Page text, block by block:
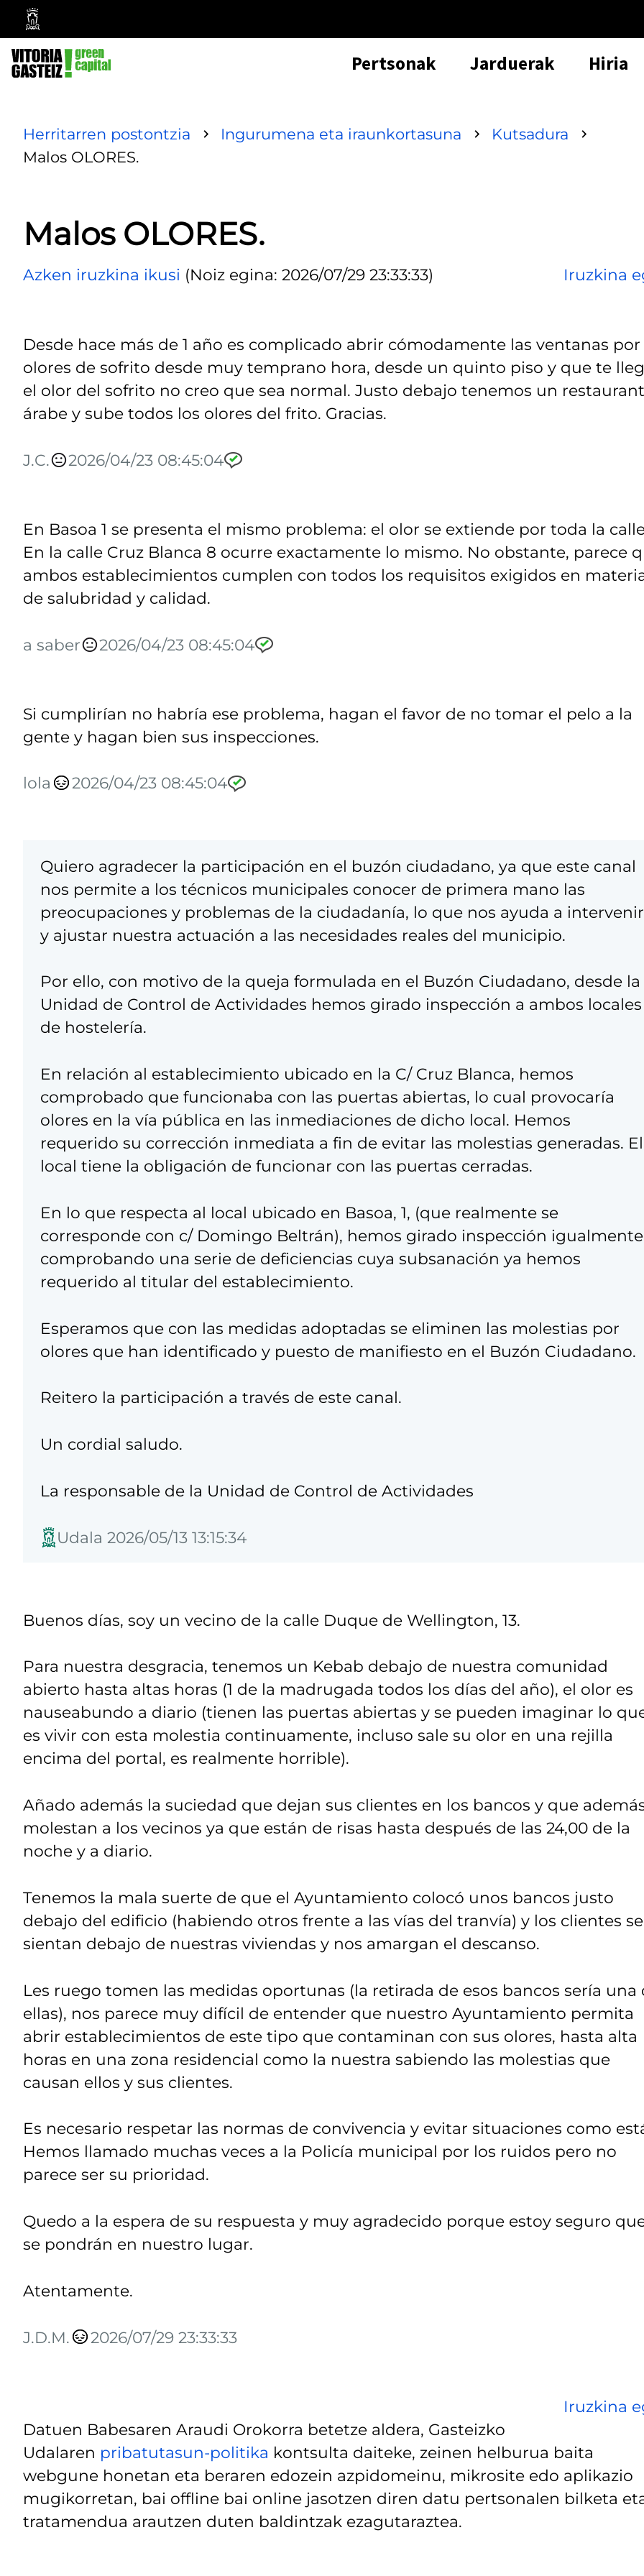
Vitoria-
Gasteizko
Udala
Pertsonak Jarduerak Hiria
Herritarren postontzia Ingurumena eta iraunkortasuna
Kutsadura
Malos OLORES.
Malos OLORES.
Azken iruzkina ikusi (Noiz egina: 2026/07/29 23:33:33) Iruzkina
Desde hace más de 1 año es complicado abrir cómodamente las ventanas por
olores de sofrito desde muy temprano hora, desde un quinto piso y que te
el olor del sofrito no creo que sea normal. Justo debajo tenemos un
árabe y sube todos los olores del frito. Gracias.
J.C. 2026/04/23 08:45:04
En Basoa 1 se presenta el mismo problema: el olor se extiende por toda la
En la calle Cruz Blanca 8 ocurre exactamente lo mismo. No obstante, parece
ambos establecimientos cumplen con todos los requisitos exigidos en
de salubridad y calidad.
a saber 2026/04/23 08:45:04
Si cumplirían no habría ese problema, hagan el favor de no tomar el pelo a la
gente y hagan bien sus inspecciones.
lola 2026/04/23 08:45:04
Quiero agradecer la participación en el buzón ciudadano, ya que este canal
nos permite a los técnicos municipales conocer de primera mano las
preocupaciones y problemas de la ciudadanía, lo que nos ayuda a intervenir
y ajustar nuestra actuación a las necesidades reales del municipio.
Por ello, con motivo de la queja formulada en el Buzón Ciudadano, desde la
Unidad de Control de Actividades hemos girado inspección a ambos locales
de hostelería.
En relación al establecimiento ubicado en la C/ Cruz Blanca, hemos
comprobado que funcionaba con las puertas abiertas, lo cual provocaría
olores en la vía pública en las inmediaciones de dicho local. Hemos
requerido su corrección inmediata a fin de evitar las molestias generadas. El
local tiene la obligación de funcionar con las puertas cerradas.
En lo que respecta al local ubicado en Basoa, 1, (que realmente se
corresponde con c/ Domingo Beltrán), hemos girado inspección
comprobando una serie de deficiencias cuya subsanación ya hemos
requerido al titular del establecimiento.
Esperamos que con las medidas adoptadas se eliminen las molestias por
olores que han identificado y puesto de manifiesto en el Buzón Ciudadano.
Reitero la participación a través de este canal.
Un cordial saludo.
La responsable de la Unidad de Control de Actividades
Udala 2026/05/13 13:15:34
Buenos días, soy un vecino de la calle Duque de Wellington, 13.
Para nuestra desgracia, tenemos un Kebab debajo de nuestra comunidad
abierto hasta altas horas (1 de la madrugada todos los días del año), el olor es
nauseabundo a diario (tienen las puertas abiertas y se pueden imaginar lo
es vivir con esta molestia continuamente, incluso sale su olor en una rejilla
encima del portal, es realmente horrible).
Añado además la suciedad que dejan sus clientes en los bancos y que
molestan a los vecinos ya que están de risas hasta después de las 24,00 de la
noche y a diario.
Tenemos la mala suerte de que el Ayuntamiento colocó unos bancos justo
debajo del edificio (habiendo otros frente a las vías del tranvía) y los clientes se
sientan debajo de nuestras viviendas y nos amargan el descanso.
Les ruego tomen las medidas oportunas (la retirada de esos bancos sería una
ellas), nos parece muy difícil de entender que nuestro Ayuntamiento permita
abrir establecimientos de este tipo que contaminan con sus olores, hasta alta
horas en una zona residencial como la nuestra sabiendo las molestias que
causan ellos y sus clientes.
Es necesario respetar las normas de convivencia y evitar situaciones como
Hemos llamado muchas veces a la Policía municipal por los ruidos pero no
parece ser su prioridad.
Quedo a la espera de su respuesta y muy agradecido porque estoy seguro
se pondrán en nuestro lugar.
Atentamente.
J.D.M. 2026/07/29 23:33:33
Iruzkina
Datuen Babesaren Araudi Orokorra betetze aldera, Gasteizko
Udalaren pribatutasun-politika kontsulta daiteke, zeinen helburua baita
webgune honetan eta beraren edozein azpidomeinu, mikrosite edo aplikazio
mugikorretan, bai offline bai online jasotzen diren datu pertsonalen bilketa
tratamendua arautzen duten baldintzak ezagutaraztea.